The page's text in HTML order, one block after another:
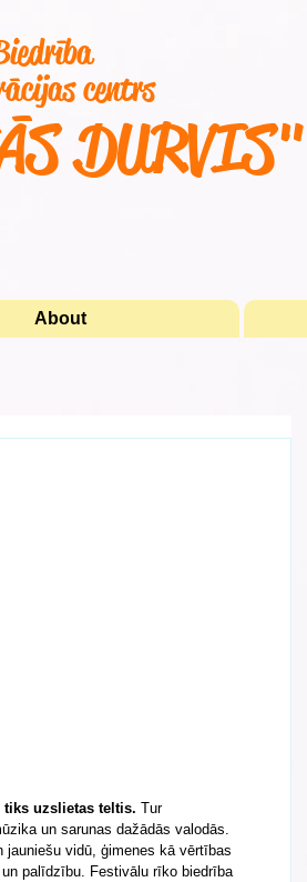
centrs
DURVIS"
About
uzslietas teltis. Tur
un sarunas dažādās valodās.
jauniešu vidū, ģimenes kā vērtības
palīdzību. Festivālu rīko biedrība